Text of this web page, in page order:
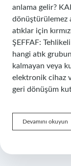
anlama gelir?
dönüştürülemez
atıklar için
ŞEFFAF:
hangi atık
kalmayan veya
elektronik cihaz
geri dönüşüm
Devamını okuyun